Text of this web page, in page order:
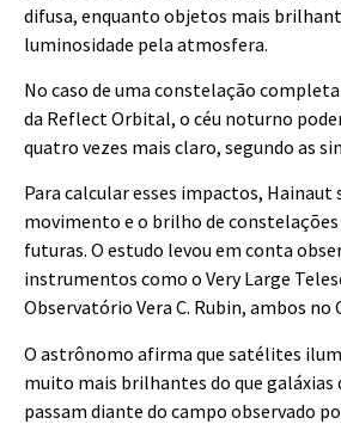
difusa, enquanto objetos mais
luminosidade pela atmosfera.
No caso de uma constelação
da Reflect Orbital, o céu noturno
quatro vezes mais claro, segundo as
Para calcular esses impactos, Hainaut
movimento e o brilho de
futuras. O estudo levou em conta
instrumentos como o Very Large
Observatório Vera C. Rubin, ambos no
O astrônomo afirma que satélites
muito mais brilhantes do que galáxias
passam diante do campo observado